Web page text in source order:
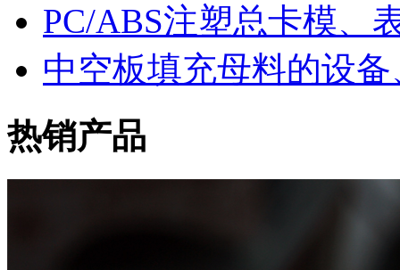
PC/ABS注塑总卡模、
中空板填充母料的设
热销产品